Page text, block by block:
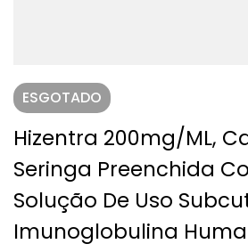
ESGOTADO
Hizentra 200mg/mL,
Seringa Preenchida
Solução De Uso
Imunoglobulina